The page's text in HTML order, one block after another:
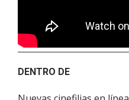
DENTRO DE